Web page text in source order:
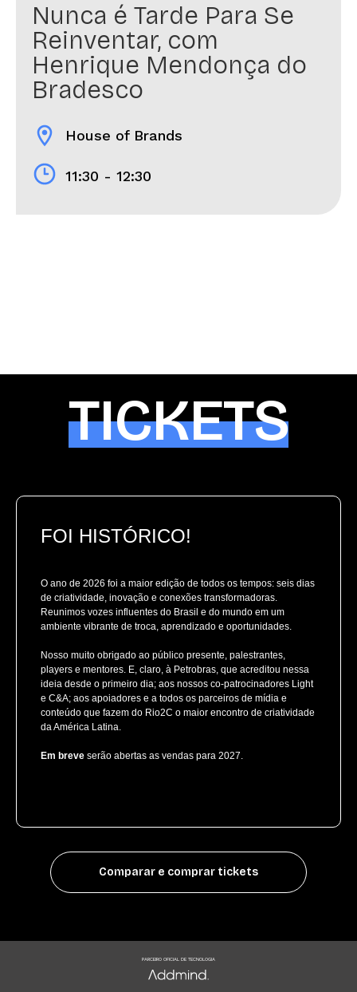
Nunca é Tarde Para Se
Reinventar, com
Henrique Mendonça do
Bradesco
location_on House of Brands
11:30 - 12:30
TICKETS
FOI HISTÓRICO!
O ano de 2026 foi a maior edição de todos os tempos: seis dias
de criatividade, inovação e conexões transformadoras.
Reunimos vozes influentes do Brasil e do mundo em um
ambiente vibrante de troca, aprendizado e oportunidades.
Nosso muito obrigado ao público presente, palestrantes,
players e mentores. E, claro, à Petrobras, que acreditou nessa
ideia desde o primeiro dia; aos nossos co-patrocinadores Light
e C&A; aos apoiadores e a todos os parceiros de mídia e
conteúdo que fazem do Rio2C o maior encontro de criatividade
da América Latina.
Em breve serão abertas as vendas para 2027.
Comparar e comprar tickets
PARCEIRO OFICIAL DE TECNOLOGIA